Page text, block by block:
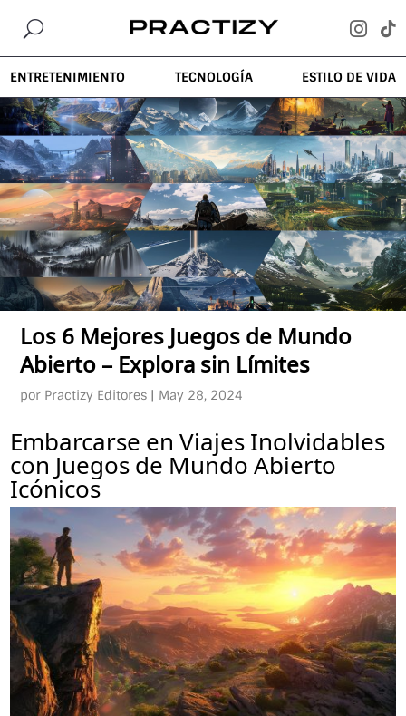
U  
ENTRETENIMIENTO TECNOLOGÍA ESTILO DE VIDA
Los 6 Mejores Juegos de Mundo
Abierto – Explora sin Límites
por Practizy Editores | May 28, 2024
Embarcarse en Viajes Inolvidables
con Juegos de Mundo Abierto
Icónicos